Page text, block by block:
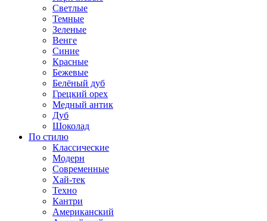
Светлые
Темные
Зеленые
Венге
Синие
Красные
Бежевые
Белёный дуб
Грецкий орех
Медный антик
Дуб
Шоколад
По стилю
Классические
Модерн
Современные
Хай-тек
Техно
Кантри
Американский